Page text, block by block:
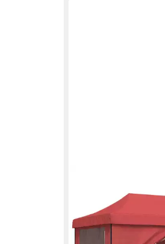
cm Bordeauxrot
174,99 €
15,98 €mtl. in 12 Raten
in 5-6 Werktagen bei dir